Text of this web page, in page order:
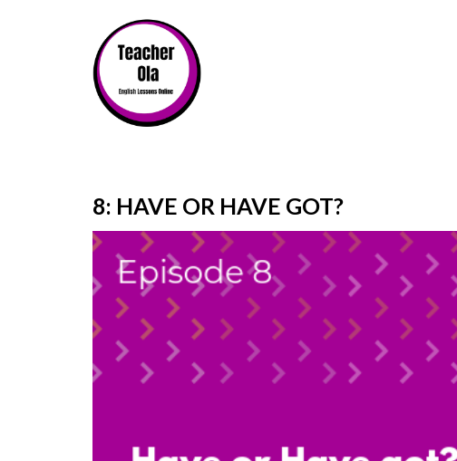
8: HAVE OR HAVE GOT?